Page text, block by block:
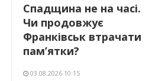
Спадщина не на часі.
Чи продовжує
Франківськ втрачати
пам’ятки?
03.08.2026 10:15